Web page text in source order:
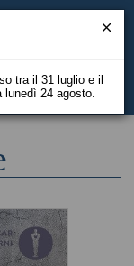
EN
tra il 31 luglio e il
lunedì 24 agosto.